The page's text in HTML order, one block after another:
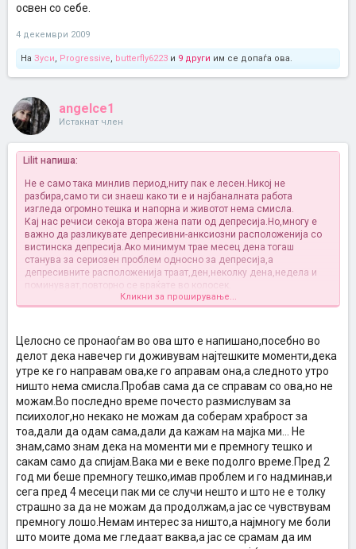
освен со себе.
4 декември 2009
На Зуси, Progressive, butterfly6223 и 9 други им се допаѓа ова.
angelce1
Истакнат член
Lilit напиша:
Не е само така минлив период,ниту пак е лесен.Никој не
разбира,само ти си знаеш како ти е и најбаналната работа
изгледа огромно тешка и напорна и животот нема смисла.
Кај нас речиси секоја втора жена пати од депресија.Но,многу е
важно да разликувате депресивни-анксиозни расположенија со
вистинска депресија.Ако минимум трае месец дена тогаш
станува за сериозен проблем односно за депресија,а
депресивните расположенија траат,ден,неколку дена,недела и
поминуваат,повторно се враќате во колосек.
Ако подолг временски период хигиената на спиење ви е
нарушена,под тоа подразбирам несоница,па рано наутро будење
поспаност,деконцетрација,неинтерес за себе,некогаш
преагресивни и отворени однесувања,а во друг случај
повлеченост,значи нема конкретни параментри.Исто така
најтипична карактеристика е пред спиење да ги доживувате
најтешките моменти до степен на смирување и самотешење утре
ќе биде подобро,утре ќе направам така и така и ова мора да
заврши,значи најоптимистичен момент,се до следното утро каде
што чувствувате дека цел свет ви тежи на плеќи и повторно се
нема смисла.
Конкретно решение за проблемов нема,пред се бара психолог,па
доколку утврди дека се работи за некое специфично растројство
кое бара третирање со медикаменти тогаш треба да се обратите
на психијатар.Факт е дека депресивците имаат извртена слика за
светот пропратена со параноичен пристап кон работите,но едно е
сигурно мора да се трудите да се самоанализирате и да се
запрашате зошто е тоа така и најчесто со силна работа со себе
сами доаѓаме до одговорите кои се кријат длабоко во минатото
Кликни за проширување...
Целосно се пронаоѓам во ова што е напишано,посебно во
делот дека навечер ги доживувам најтешките моменти,дека
утре ке го направам ова,ке го аправам она,а следното утро
ништо нема смисла.Пробав сама да се справам со ова,но не
можам.Во последно време почесто размислувам за
псиихолог,но некако не можам да соберам храброст за
тоа,дали да одам сама,дали да кажам на мајка ми... Не
знам,само знам дека на моменти ми е премногу тешко и
сакам само да спијам.Вака ми е веке подолго време.Пред 2
год ми беше премногу тешко,имав проблем и го надминав,и
сега пред 4 месеци пак ми се случи нешто и што не е толку
страшно за да не можам да продолжам,а јас се чувствувам
премногу лошо.Немам интерес за ништо,а најмногу ме боли
што моите дома ме гледаат ваква,а јас се срамам да им